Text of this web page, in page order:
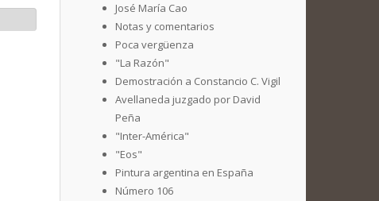
José María Cao
Notas y comentarios
Poca vergüenza
"La Razón"
Demostración a Constancio C. Vigil
Avellaneda juzgado por David
Peña
"Inter-América"
"Eos"
Pintura argentina en España
Número 106